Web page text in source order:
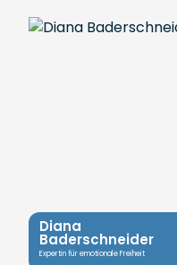
Diana
Baderschneider
Expertin für emotionale Freiheit